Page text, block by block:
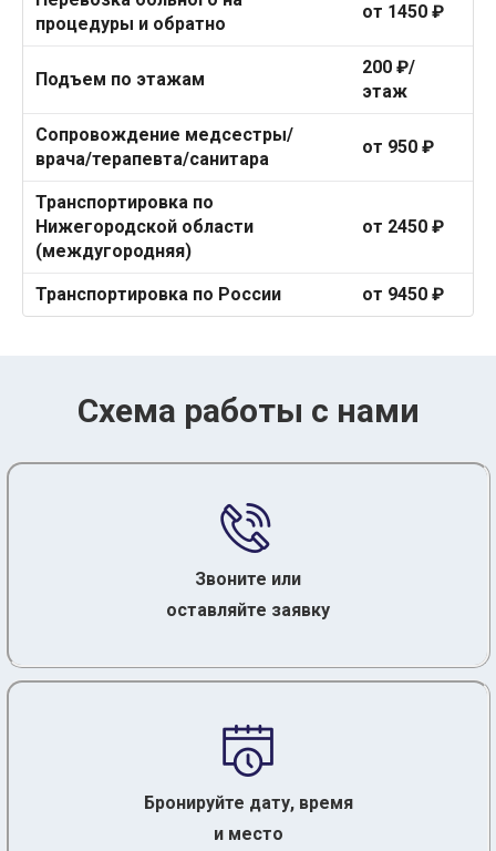
процедуры и обратно
от 1450 ₽
Подъем по этажам
200 ₽/
этаж
Сопровождение медсестры/
врача/терапевта/санитара
от 950 ₽
Транспортировка по
Нижегородской области
(междугородняя)
от 2450 ₽
Транспортировка по России от 9450 ₽
Схема работы с нами
Звоните или
оставляйте заявку
Бронируйте дату, время
и место